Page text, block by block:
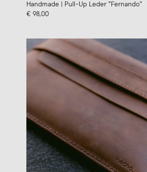
Handmade | Pull-Up Leder "Fernando"
€ 98,00